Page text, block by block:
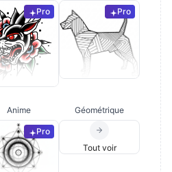
Pro
Anime
Pro
Géométrique
Pro
Tout voir